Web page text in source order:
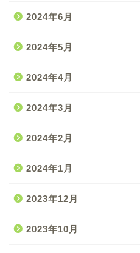
2024年6月
2024年5月
2024年4月
2024年3月
2024年2月
2024年1月
2023年12月
2023年10月